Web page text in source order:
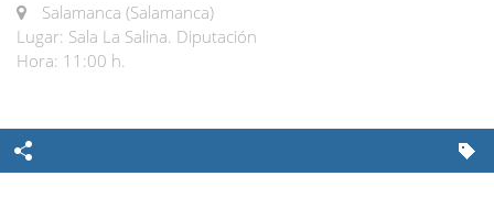
Salamanca (Salamanca)
Lugar: Sala La Salina. Diputación
Hora: 11:00 h.